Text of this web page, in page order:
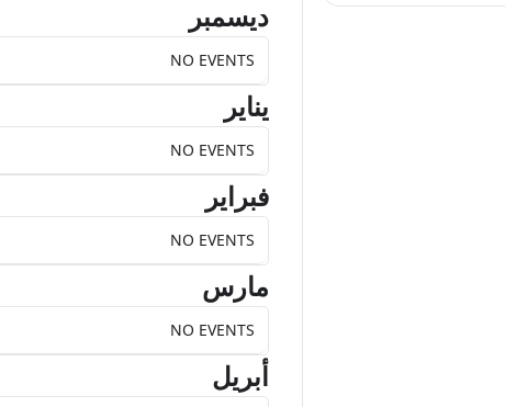
ديسمبر
NO EVENTS
يناير
NO EVENTS
فبراير
NO EVENTS
مارس
NO EVENTS
أبريل